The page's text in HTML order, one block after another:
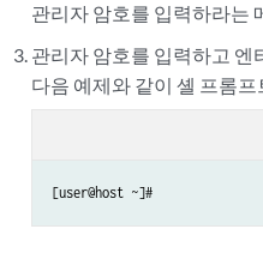
관리자 암호를 입력하라는
관리자 암호를 입력하고 엔
다음 예제와 같이 셸 프롬
[user@host ~]#